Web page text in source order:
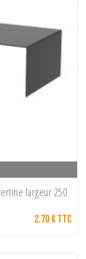
largeur 250
2.70 € TTC